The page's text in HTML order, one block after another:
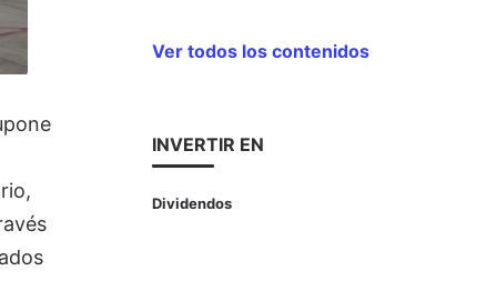
Ver todos los contenidos
INVERTIR EN
Dividendos